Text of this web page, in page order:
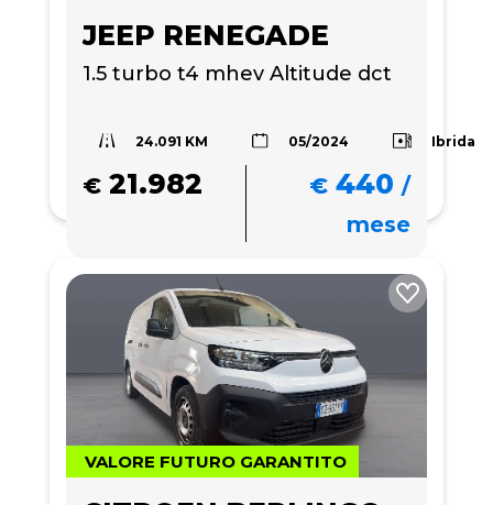
JEEP RENEGADE
1.5 turbo t4 mhev Altitude dct
24.091 KM 05/2024 Ibrida
€ 21.982 € 440 /
mese
VALORE FUTURO GARANTITO